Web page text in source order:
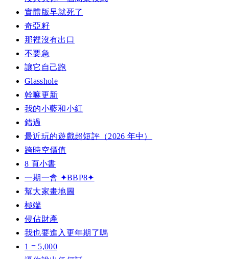
實體版早就死了
奇亞籽
那裡沒有出口
不要急
讓它自己跑
Glasshole
幹嘛更新
我的小藍和小紅
錯過
最近玩的遊戲超短評（2026 年中）
跨時空價值
8 頁小書
一期一會 ✦BBP8✦
幫大家畫地圖
極端
侵佔財產
我也要進入更年期了嗎
1 = 5,000